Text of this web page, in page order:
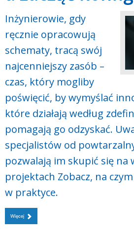
Inżynierowie, gdy
ręcznie opracowują
schematy, tracą swój
najcenniejszy zasób –
czas, który mogliby
poświęcić, by wymyślać
które działają według
pomagają go odzyskać.
specjalistów od
pozwalają im skupić się na
projektach Zobacz, na
w praktyce.
Więcej